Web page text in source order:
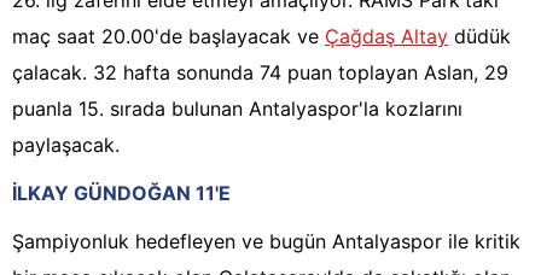
maç saat 20.00'de başlayacak ve Çağdaş Altay düdük
çalacak. 32 hafta sonunda 74 puan toplayan Aslan, 29
puanla 15. sırada bulunan Antalyaspor'la kozlarını
paylaşacak.
İLKAY GÜNDOĞAN 11'E
Şampiyonluk hedefleyen ve bugün Antalyaspor ile kritik